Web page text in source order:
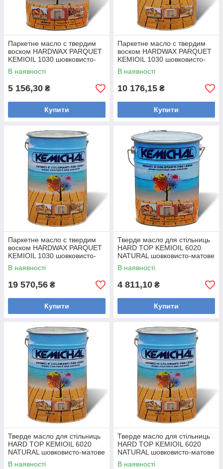
Паркетне масло с твердим
воском HARDWAX PARQUET
KEMIOIL 1030 шовковисто-
матове KEMICHAL (Італія) 5
В наявності
5 156,30 ₴
Купити
Паркетне масло с твердим
воском HARDWAX PARQUET
KEMIOIL 1030 шовковисто-
матове KEMICHAL (Італія) 10
В наявності
10 176,15 ₴
Купити
Паркетне масло с твердим
воском HARDWAX PARQUET
KEMIOIL 1030 шовковисто-
матове KEMICHAL (Італія) 20
В наявності
19 570,56 ₴
Купити
Тверде масло для стільниць
HARD TOP KEMIOIL 6020
NATURAL шовковисто-матове
KEMICHAL (Італія) 5
В наявності
4 811,10 ₴
Купити
Тверде масло для стільниць
HARD TOP KEMIOIL 6020
NATURAL шовковисто-матове
KEMICHAL (Італія) 10
В наявності
Тверде масло для стільниць
HARD TOP KEMIOIL 6020
NATURAL шовковисто-матове
KEMICHAL (Італія) 20
В наявності